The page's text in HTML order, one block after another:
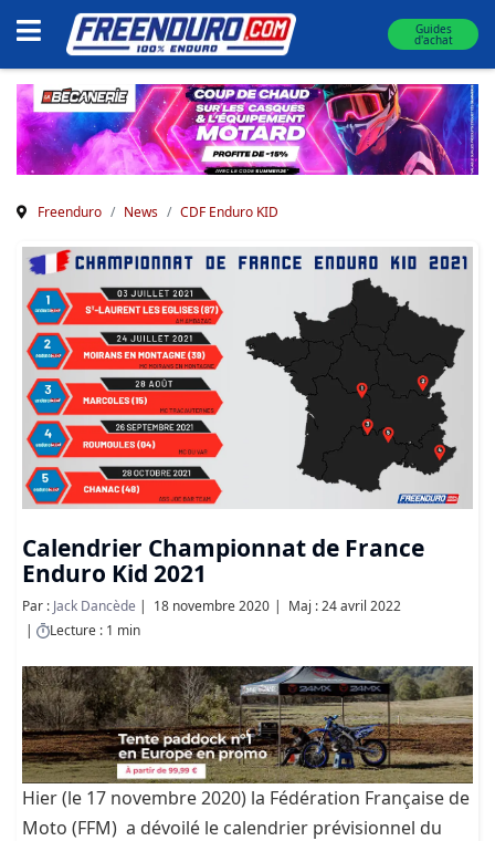
Guides
d'achat
Freenduro News CDF Enduro KID
Calendrier Championnat de France
Enduro Kid 2021
Par : Jack Dancède 18 novembre 2020
Maj : 24 avril 2022
Lecture : 1 min
Hier (le 17 novembre 2020) la Fédération Française de
Moto (FFM) a dévoilé le calendrier prévisionnel du